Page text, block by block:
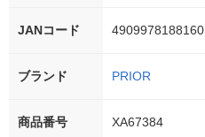
JANコード 4909978188160
ブランド PRIOR
商品番号 XA67384